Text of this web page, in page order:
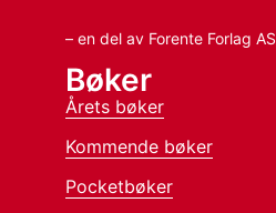
– en del av Forente Forlag AS
Bøker
Årets bøker
Kommende bøker
Pocketbøker